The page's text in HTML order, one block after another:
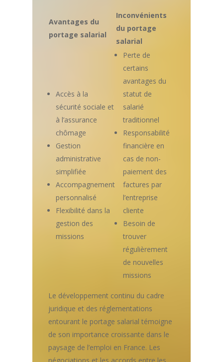
Avantages du
portage salarial
Inconvénients
du portage
salarial
Accès à la
sécurité sociale et
à l’assurance
chômage
Gestion
administrative
simplifiée
Accompagnement
personnalisé
Flexibilité dans la
gestion des
missions
Perte de
certains
avantages du
statut de
salarié
traditionnel
Responsabilité
financière en
cas de non-
paiement des
factures par
l’entreprise
cliente
Besoin de
trouver
régulièrement
de nouvelles
missions
Le développement continu du cadre
juridique et des réglementations
entourant le portage salarial témoigne
de son importance croissante dans le
paysage de l’emploi en France. Les